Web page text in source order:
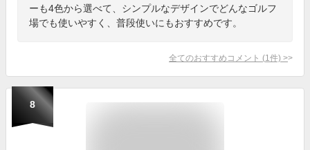
ーも4色から選べて、シンプルなデザインでどんなゴルフ
場でも使いやすく、普段使いにもおすすめです。
全てのおすすめコメント (1 件) >
8